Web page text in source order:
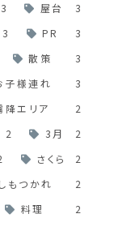
3 屋台
3
3 PR
3
散策
3
子様連れ
3
降エリア
2
2 3月
2
さくら
2
しもつかれ
2
料理 2